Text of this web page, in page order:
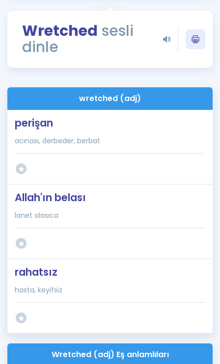
Rehberlik Aracı
ÖSYM Sınav Takvimi
İngilizce Gramer
Wretched sesli
dinle
wretched (adj)
perişan
acınası, derbeder, berbat
Allah'ın belası
lanet olasıca
rahatsız
hasta, keyifsiz
Wretched (adj) Eş anlamlıları